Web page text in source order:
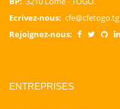
Ecrivez-nous: cfe@cfetogo.tg
Rejoignez-nous:
ENTREPRISES